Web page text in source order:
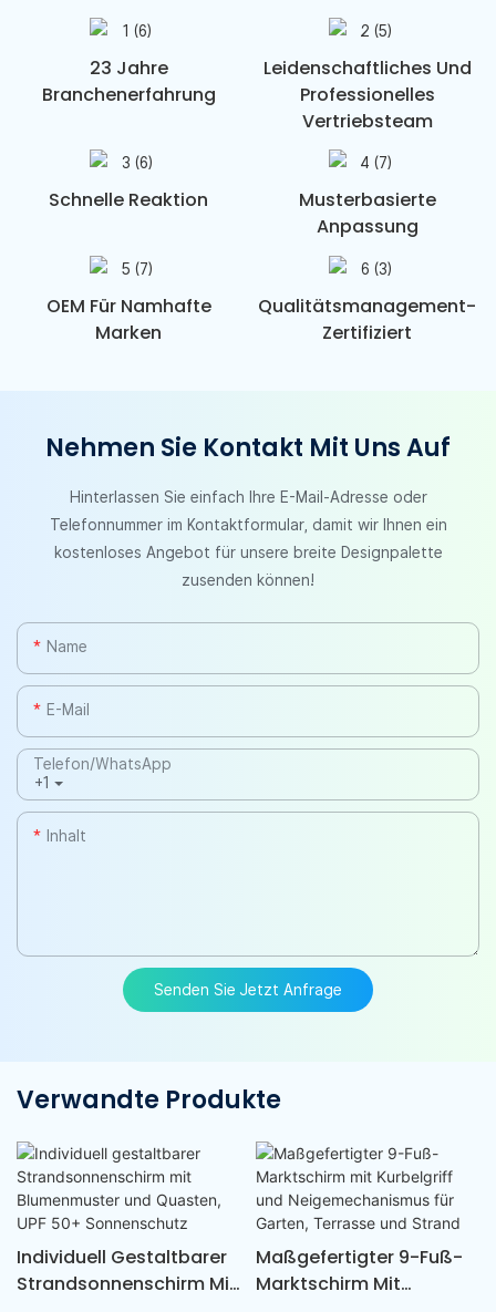
23 Jahre
Branchenerfahrung
Leidenschaftliches Und
Professionelles
Vertriebsteam
Schnelle Reaktion
Musterbasierte
Anpassung
OEM Für Namhafte
Marken
Qualitätsmanagement-
Zertifiziert
Nehmen Sie Kontakt Mit Uns Auf
Hinterlassen Sie einfach Ihre E-Mail-Adresse oder
Telefonnummer im Kontaktformular, damit wir Ihnen ein
kostenloses Angebot für unsere breite Designpalette
zusenden können!
Name
E-Mail
+1
Telefon/WhatsApp
Inhalt
Senden Sie Jetzt Anfrage
Verwandte Produkte
Individuell Gestaltbarer
Strandsonnenschirm Mit
Maßgefertigter 9-Fuß-
Marktschirm Mit